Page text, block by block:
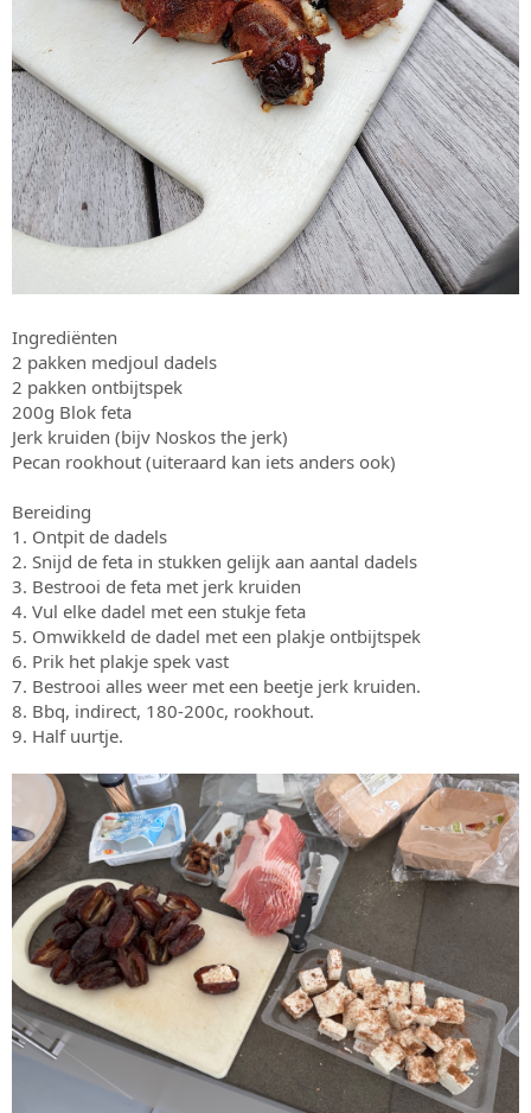
Ingrediënten
2 pakken medjoul dadels
2 pakken ontbijtspek
200g Blok feta
Jerk kruiden (bijv Noskos the jerk)
Pecan rookhout (uiteraard kan iets anders ook)
Bereiding
1. Ontpit de dadels
2. Snijd de feta in stukken gelijk aan aantal dadels
3. Bestrooi de feta met jerk kruiden
4. Vul elke dadel met een stukje feta
5. Omwikkeld de dadel met een plakje ontbijtspek
6. Prik het plakje spek vast
7. Bestrooi alles weer met een beetje jerk kruiden.
8. Bbq, indirect, 180-200c, rookhout.
9. Half uurtje.